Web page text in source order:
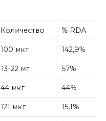
Количество % RDA
100 мкг 142,9%
13-22 мг 57%
44 мкг 44%
121 мкг 15,1%